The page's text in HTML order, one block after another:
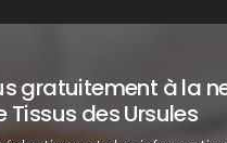
gratuitement à la
Tissus des Ursules